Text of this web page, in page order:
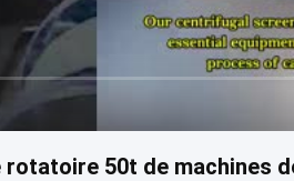
rotatoire 50t de machines